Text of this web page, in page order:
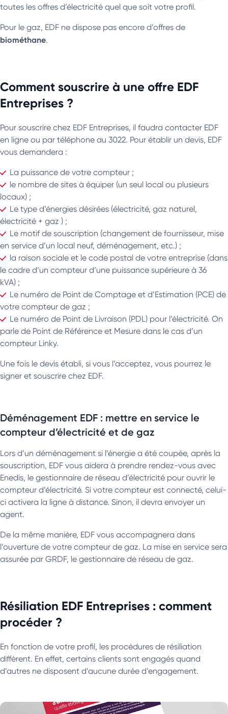
toutes les offres d’électricité quel que soit votre profil.
Pour le gaz, EDF ne dispose pas encore d’offres de
biométhane.
Comment souscrire à une offre EDF
Entreprises ?
Pour souscrire chez EDF Entreprises, il faudra contacter EDF
en ligne ou par téléphone au 3022. Pour établir un devis, EDF
vous demandera :
La puissance de votre compteur ;
le nombre de sites à équiper (un seul local ou plusieurs
locaux) ;
Le type d’énergies désirées (électricité, gaz naturel,
électricité + gaz ) ;
Le motif de souscription (changement de fournisseur, mise
en service d’un local neuf, déménagement, etc.) ;
la raison sociale et le code postal de votre entreprise (dans
le cadre d’un compteur d’une puissance supérieure à 36
kVA) ;
Le numéro de Point de Comptage et d’Estimation (PCE) de
votre compteur de gaz ;
Le numéro de Point de Livraison (PDL) pour l’électricité. On
parle de Point de Référence et Mesure dans le cas d’un
compteur Linky.
Une fois le devis établi, si vous l’acceptez, vous pourrez le
signer et souscrire chez EDF.
Déménagement EDF : mettre en service le
compteur d’électricité et de gaz
Lors d’un déménagement si l’énergie a été coupée, après la
souscription, EDF vous aidera à prendre rendez-vous avec
Enedis, le gestionnaire de réseau d’électricité pour ouvrir le
compteur d’électricité. Si votre compteur est connecté, celui-
ci activera la ligne à distance. Sinon, il devra envoyer un
agent.
De la même manière, EDF vous accompagnera dans
l’ouverture de votre compteur de gaz. La mise en service sera
assurée par GRDF, le gestionnaire de réseau de gaz.
Résiliation EDF Entreprises : comment
procéder ?
En fonction de votre profil, les procédures de résiliation
diffèrent. En effet, certains clients sont engagés quand
d’autres ne disposent d’aucune durée d’engagement.